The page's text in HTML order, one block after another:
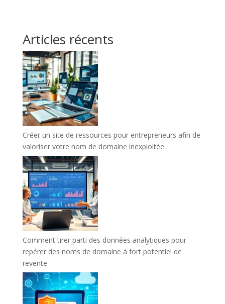
Articles récents
Créer un site de ressources pour entrepreneurs afin de
valoriser votre nom de domaine inexploitée
Comment tirer parti des données analytiques pour
repérer des noms de domaine à fort potentiel de
revente